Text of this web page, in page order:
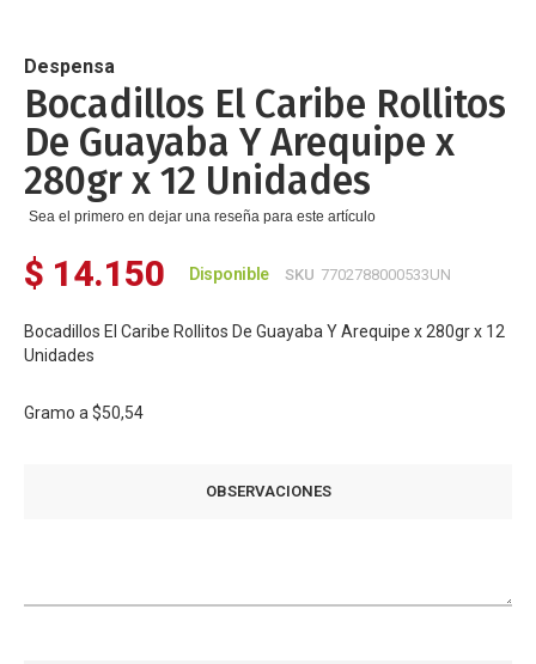
de
la
galería
de
imágenes
Despensa
Bocadillos El Caribe Rollitos
De Guayaba Y Arequipe x
280gr x 12 Unidades
Sea el primero en dejar una reseña para este artículo
$ 14.150 Disponible SKU 7702788000533UN
Bocadillos El Caribe Rollitos De Guayaba Y Arequipe x 280gr x 12
Unidades
Gramo a $50,54
OBSERVACIONES